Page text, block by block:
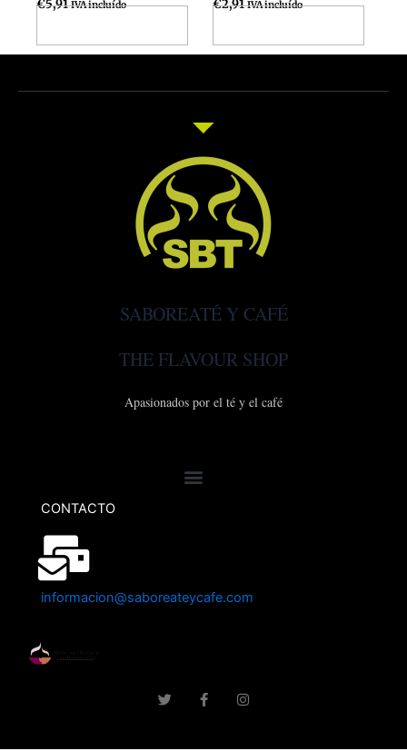
€5,91 IVA incluído €2,91 IVA incluído
SABOREATÉ Y CAFÉ
THE FLAVOUR SHOP
Apasionados por el té y el café
CONTACTO
informacion@saboreateycafe.com
w
i
a
c
n
s